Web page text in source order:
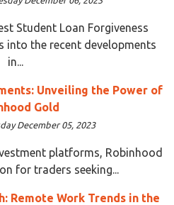
Student Loan Forgiveness
into the recent developments
in...
Unveiling the Power of
Gold
December 05, 2023
platforms, Robinhood
for traders seeking...
Remote Work Trends in the